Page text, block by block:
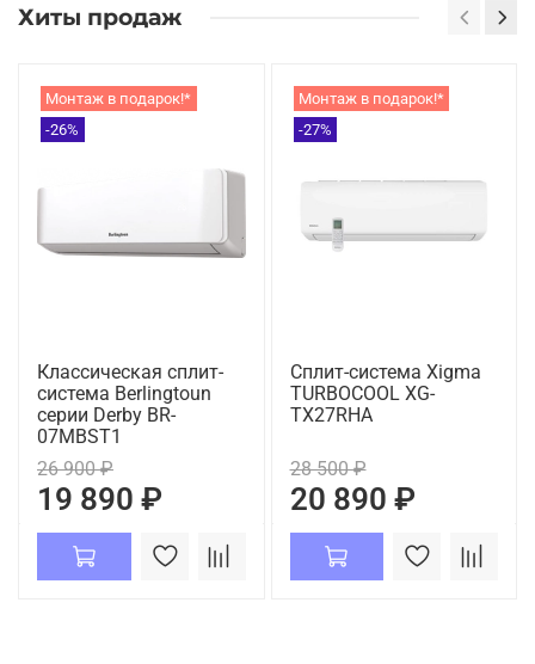
Хиты продаж
Монтаж в подарок!*
-26%
Классическая сплит-
система Berlingtoun
серии Derby BR-
07MBST1
26 900 ₽
19 890 ₽
Монтаж в подарок!*
-27%
Сплит-система Xigma
TURBOCOOL XG-
TX27RHA
28 500 ₽
20 890 ₽